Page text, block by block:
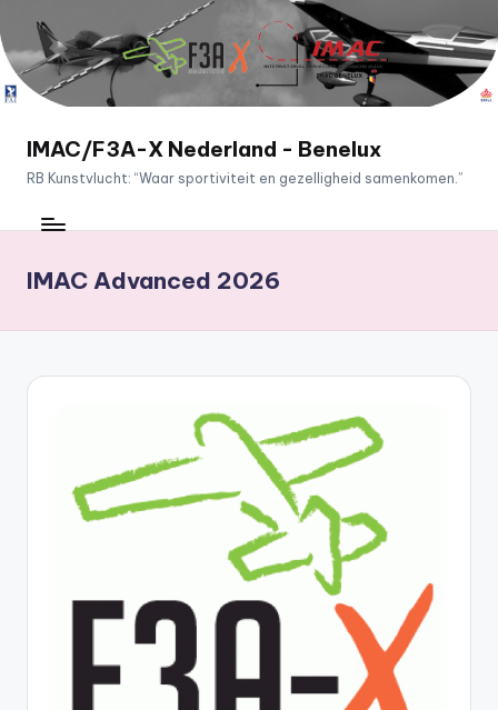
Ga
naar
de
IMAC/F3A-X Nederland - Benelux
RB Kunstvlucht: “Waar sportiviteit en gezelligheid samenkomen.”
IMAC Advanced 2026